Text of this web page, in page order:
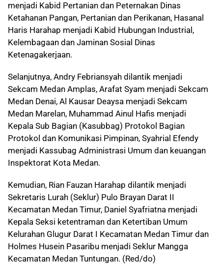
menjadi Kabid Pertanian dan Peternakan Dinas
Ketahanan Pangan, Pertanian dan Perikanan, Hasanal
Haris Harahap menjadi Kabid Hubungan Industrial,
Kelembagaan dan Jaminan Sosial Dinas
Ketenagakerjaan.
Selanjutnya, Andry Febriansyah dilantik menjadi
Sekcam Medan Amplas, Arafat Syam menjadi Sekcam
Medan Denai, Al Kausar Deaysa menjadi Sekcam
Medan Marelan, Muhammad Ainul Hafis menjadi
Kepala Sub Bagian (Kasubbag) Protokol Bagian
Protokol dan Komunikasi Pimpinan, Syahrial Efendy
menjadi Kassubag Administrasi Umum dan keuangan
Inspektorat Kota Medan.
Kemudian, Rian Fauzan Harahap dilantik menjadi
Sekretaris Lurah (Seklur) Pulo Brayan Darat II
Kecamatan Medan Timur, Daniel Syafriatna menjadi
Kepala Seksi ketentraman dan Ketertiban Umum
Kelurahan Glugur Darat I Kecamatan Medan Timur dan
Holmes Husein Pasaribu menjadi Seklur Mangga
Kecamatan Medan Tuntungan. (Red/do)